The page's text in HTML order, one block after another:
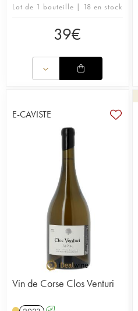
Lot de 1 bouteille | 18 en stock
39€
E-CAVISTE
Vin de Corse Clos Venturi